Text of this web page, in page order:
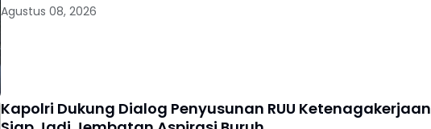
Agustus 08, 2026
Kapolri Dukung Dialog Penyusunan RUU